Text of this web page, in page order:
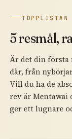
TOPPLISTAN
5 resmål,
Är det din första
där, från
Vill du ha de
rev är Mentawai
ger ett lugnare